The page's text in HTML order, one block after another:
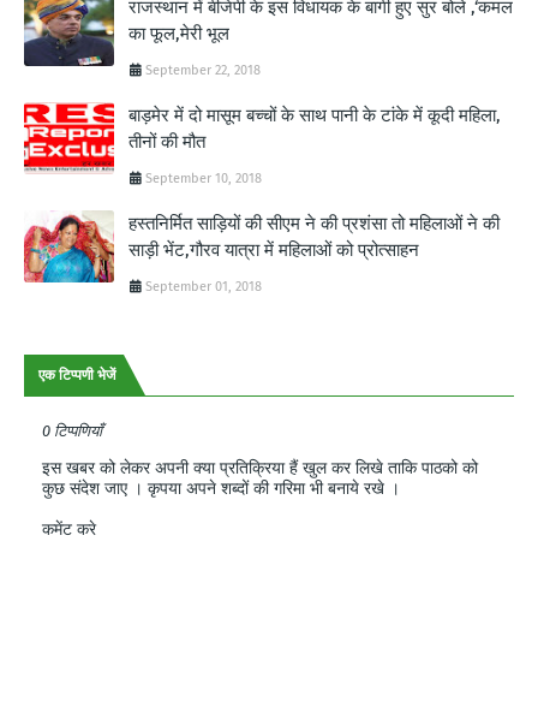
राजस्थान में बीजेपी के इस विधायक के बागी हुए सुर बोले ,‘कमल
का फूल,मेरी भूल
September 22, 2018
बाड़मेर में दो मासूम बच्चों के साथ पानी के टांके में कूदी महिला,
तीनों की मौत
September 10, 2018
हस्तनिर्मित साड़ियों की सीएम ने की प्रशंसा तो महिलाओं ने की
साड़ी भेंट,गौरव यात्रा में महिलाओं को प्रोत्साहन
September 01, 2018
एक टिप्पणी भेजें
0 टिप्पणियाँ
इस खबर को लेकर अपनी क्या प्रतिक्रिया हैं खुल कर लिखे ताकि पाठको को
कुछ संदेश जाए । कृपया अपने शब्दों की गरिमा भी बनाये रखे ।
कमेंट करे